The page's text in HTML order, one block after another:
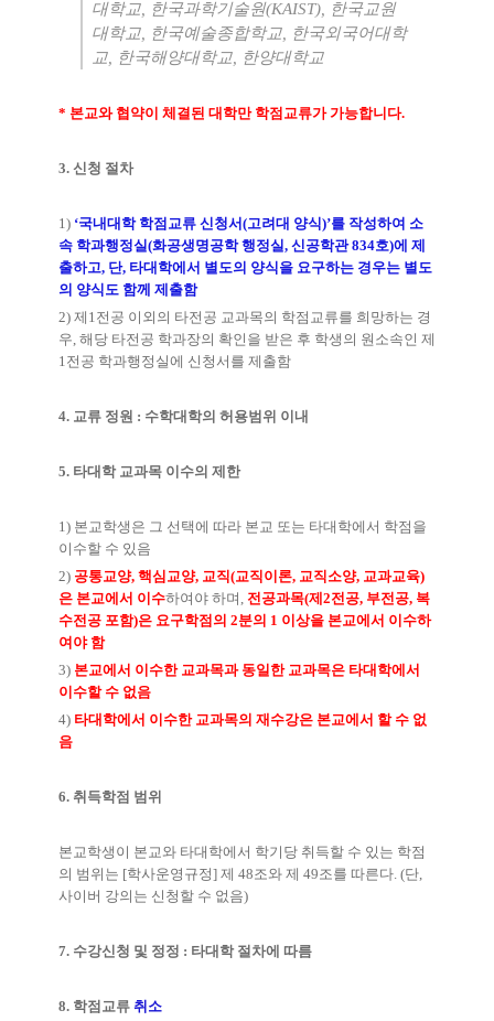
대학교, 한국과학기술원(KAIST), 한국교원
대학교, 한국예술종합학교, 한국외국어대학
교, 한국해양대학교, 한양대학교
* 본교와 협약이 체결된 대학만 학점교류가 가능합니다.
3. 신청 절차
1) ‘국내대학 학점교류 신청서 (고려대 양식)’를 작성하여 소
속 학과행정실(화공생명공학 행정실, 신공학관 834호)에 제
출하고, 단, 타대학에서 별도의 양식을 요구하는 경우는 별도
의 양식도 함께 제출함
2) 제 1전공 이외의 타전공 교과목의 학점교류를 희망하는 경
우, 해당 타전공 학과장의 확인을 받은 후 학생의 원소속인 제
1전공 학과행정실에 신청서를 제출함
4. 교류 정원 : 수학대학의 허용범위 이내
5. 타대학 교과목 이수의 제한
1) 본교학생은 그 선택에 따라 본교 또는 타대학에서 학점을
이수할 수 있음
2) 공통교양, 핵심교양, 교직(교직이론, 교직소양, 교과교육)
은 본교에서 이수하여야 하며 , 전공과목(제 2전공, 부전공, 복
수전공 포함)은 요구학점의 2분의 1 이상을 본교에서 이수하
여야 함
3) 본교에서 이수한 교과목과 동일한 교과목은 타대학에서
이수할 수 없음
4) 타대학에서 이수한 교과목의 재수강은 본교에서 할 수 없
음
6. 취득학점 범위
본교학생이 본교와 타대학에서 학기당 취득할 수 있는 학점
의 범위는 [학사운영규정] 제 48조와 제 49조를 따른다. (단,
사이버 강의는 신청할 수 없음)
7. 수강신청 및 정정 : 타대학 절차에 따름
8. 학점교류 취소